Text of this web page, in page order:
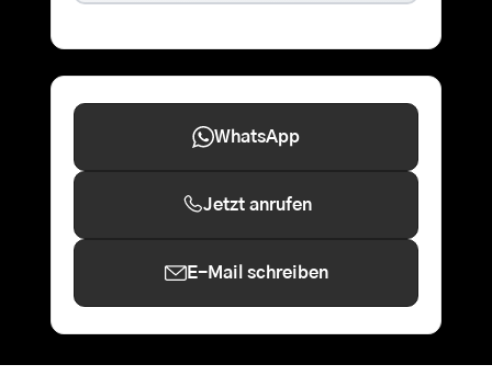
WhatsApp
Jetzt anrufen
E-Mail schreiben